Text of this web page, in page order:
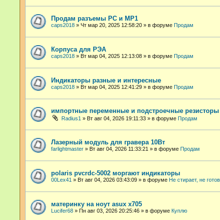
Продам разъемы РС и МР1
caps2018 » Чт мар 20, 2025 12:58:20 » в форуме Продам
Корпуса для РЭА
caps2018 » Вт мар 04, 2025 12:13:08 » в форуме Продам
Индикаторы разные и интересные
caps2018 » Вт мар 04, 2025 12:41:29 » в форуме Продам
импортные переменные и подстроечные резисторы
Radius1 » Вт авг 04, 2026 19:11:33 » в форуме Продам
Лазерный модуль для гравера 10Вт
farlightmaster » Вт авг 04, 2026 11:33:21 » в форуме Продам
polaris pvcrdc-5002 моргают индикаторы
00Lex41 » Вт авг 04, 2026 03:43:09 » в форуме Не стирает, не
материнку на ноут asux x705
Lucifer68 » Пн авг 03, 2026 20:25:46 » в форуме Куплю